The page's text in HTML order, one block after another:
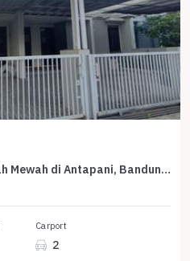
Kesempatan Eksklusif, rumah Mewah di Antapani, Bandung, LB 230m²
Carport
2